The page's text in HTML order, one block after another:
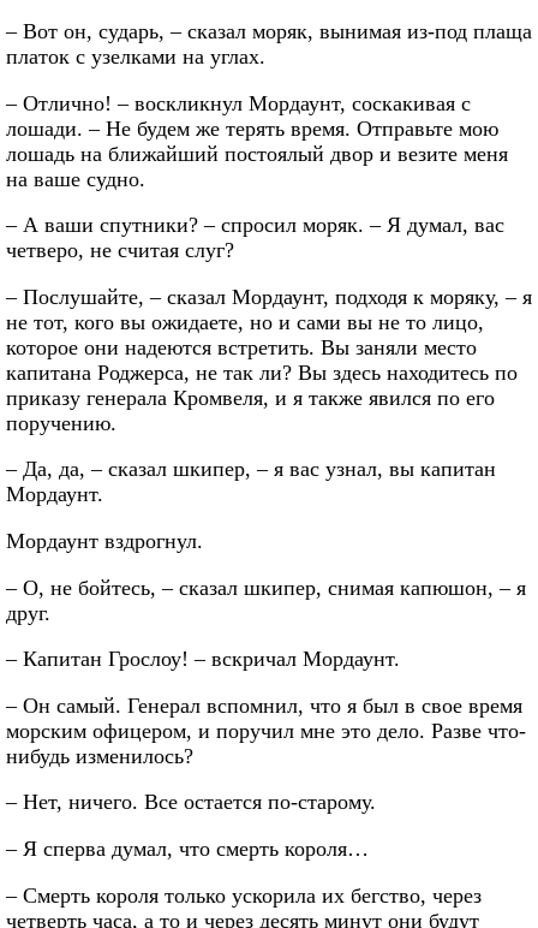
– Вот он, сударь, – сказал моряк, вынимая из-под плаща
платок с узелками на углах.
– Отлично! – воскликнул Мордаунт, соскакивая с
лошади. – Не будем же терять время. Отправьте мою
лошадь на ближайший постоялый двор и везите меня
на ваше судно.
– А ваши спутники? – спросил моряк. – Я думал, вас
четверо, не считая слуг?
– Послушайте, – сказал Мордаунт, подходя к моряку, – я
не тот, кого вы ожидаете, но и сами вы не то лицо,
которое они надеются встретить. Вы заняли место
капитана Роджерса, не так ли? Вы здесь находитесь по
приказу генерала Кромвеля, и я также явился по его
поручению.
– Да, да, – сказал шкипер, – я вас узнал, вы капитан
Мордаунт.
Мордаунт вздрогнул.
– О, не бойтесь, – сказал шкипер, снимая капюшон, – я
друг.
– Капитан Грослоу! – вскричал Мордаунт.
– Он самый. Генерал вспомнил, что я был в свое время
морским офицером, и поручил мне это дело. Разве что-
нибудь изменилось?
– Нет, ничего. Все остается по-старому.
– Я сперва думал, что смерть короля…
– Смерть короля только ускорила их бегство, через
четверть часа, а то и через десять минут они будут